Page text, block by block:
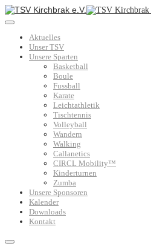
Aktuelles
Unser TSV
Unsere Sparten
Basketball
Boule
Fussball
Karate
Leichtathletik
Tischtennis
Volleyball
Wandern
Walking
Callanetics
CIRCL Mobility™
Kinderturnen
Zumba
Unsere Sponsoren
Kalender
Downloads
Kontakt